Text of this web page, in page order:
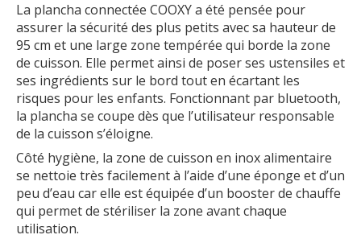
La plancha connectée COOXY a été pensée pour
assurer la sécurité des plus petits avec sa hauteur de
95 cm et une large zone tempérée qui borde la zone
de cuisson. Elle permet ainsi de poser ses ustensiles et
ses ingrédients sur le bord tout en écartant les
risques pour les enfants. Fonctionnant par bluetooth,
la plancha se coupe dès que l’utilisateur responsable
de la cuisson s’éloigne.
Côté hygiène, la zone de cuisson en inox alimentaire
se nettoie très facilement à l’aide d’une éponge et d’un
peu d’eau car elle est équipée d’un booster de chauffe
qui permet de stériliser la zone avant chaque
utilisation.